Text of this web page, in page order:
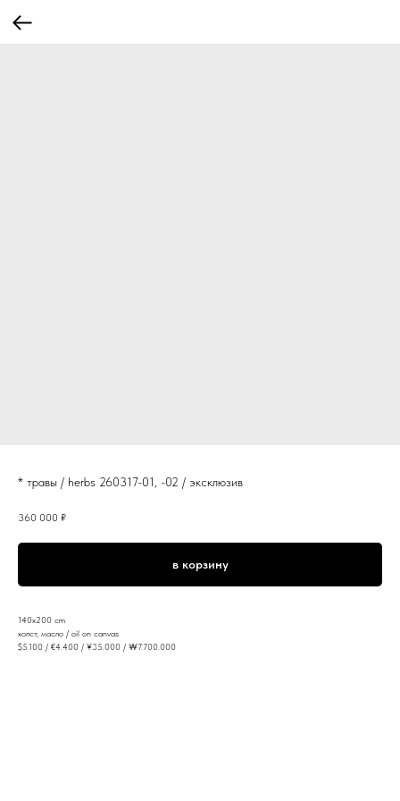
* травы / herbs 260317-01, -02 / эксклюзив
360 000 ₽
в корзину
140x200 cm
холст, масло / oil on canvas
$5.100 / €4.400 / ¥35.000 / ￦7.700.000